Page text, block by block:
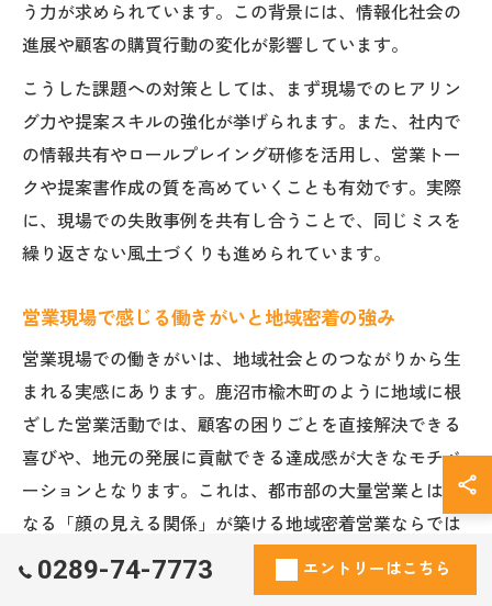
う力が求められています。この背景には、情報化社会の
進展や顧客の購買行動の変化が影響しています。
こうした課題への対策としては、まず現場でのヒアリン
グ力や提案スキルの強化が挙げられます。また、社内で
の情報共有やロールプレイング研修を活用し、営業トー
クや提案書作成の質を高めていくことも有効です。実際
に、現場での失敗事例を共有し合うことで、同じミスを
繰り返さない風土づくりも進められています。
営業現場で感じる働きがいと地域密着の強み
営業現場での働きがいは、地域社会とのつながりから生
まれる実感にあります。鹿沼市楡木町のように地域に根
ざした営業活動では、顧客の困りごとを直接解決できる
喜びや、地元の発展に貢献できる達成感が大きなモチベ
ーションとなります。これは、都市部の大量営業とは異
なる「顔の見える関係」が築ける地域密着営業ならでは
の強みです。
また、地域密着型の営業は、口コミや紹介による新規顧
0289-74-7773 エントリーはこちら